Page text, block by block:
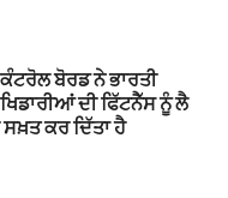
ਬੋਰਡ ਨੇ ਭਾਰਤੀ
ਦੀ ਫਿੱਟਨੈੱਸ ਨੂੰ ਲੈ
ਕਰ ਦਿੱਤਾ ਹੈ